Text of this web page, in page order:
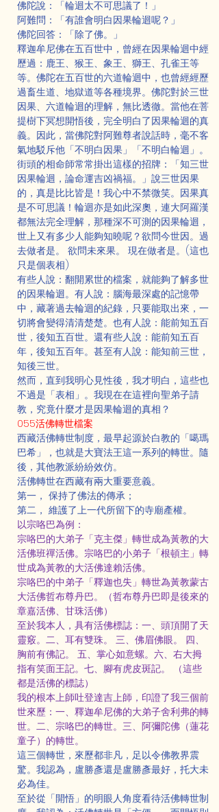
佛陀說：「輪迴太不可思議了！」
阿難問：「有誰會明白因果輪迴呢？」
佛陀回答：「除了佛。」
釋迦牟尼佛在五百世中，曾經在因果輪迴中經
歷過：鹿王、猴王、象王、獅王、孔雀王等
等。佛陀在五百世的六道輪迴中，也曾經經歷
過畜生道、地獄道等各種境界。佛陀對於三世
因果、六道輪迴的理解，無比透徹。當他在菩
提樹下冥想開悟後，完全明白了因果輪迴的真
義。因此，當佛陀對阿難尊者說話時，毫不客
氣地駁斥他「不明白因果」「不明白輪迴」。
街頭的相命師常常掛出這樣的招牌：「知三世
因果輪迴，論命運吉凶禍福。」說三世因果
的，真是比比皆是！我心中不禁微笑。因果真
是不可思議！輪迴亦是如此深奧，連大阿羅漢
都無法完全理解，那種深不可測的因果輪迴，
世上又有多少人能夠知曉呢？欲問今世因。過
去做者是。 欲問未來果。 現在做者是。(這也
只是個表相)
有些人說：翻開累世的檔案，就能夠了解多世
的因果輪迴。有人說：腦海最深處的記憶帶
中，藏著過去輪迴的紀錄，只要能取出來，一
切將會變得清清楚楚。也有人說：能前知五百
世，後知五百世。還有些人說：能前知五百
年，後知五百年。甚至有人說：能知前三世，
知後三世。
然而，直到我明心見性後，我才明白，這些也
不過是「表相」。我現在在這裡向聖弟子請
教，究竟什麼才是因果輪迴的真相？
055活佛轉世檔案
西藏活佛轉世制度，最早起源於白教的「噶瑪
巴希」，也就是大寶法王這一系列的轉世。隨
後，其他教派紛紛效仿。
活佛轉世在西藏有兩大重要意義。
第一， 保持了佛法的傳承；
第二， 維護了上一代所留下的寺廟產權。
以宗咯巴為例：
宗咯巴的大弟子「克主傑」轉世成為黃教的大
活佛班禪活佛。宗咯巴的小弟子「根頓主」轉
世成為黃教的大活佛達賴活佛。
宗咯巴的中弟子「釋迦也失」轉世為黃教蒙古
大活佛哲布尊丹巴。（哲布尊丹巴即是後來的
章嘉活佛、甘珠活佛）
至於我本人，具有活佛標誌：一、頭頂開了天
靈竅。二、耳有雙珠。 三、佛眉佛眼。 四、
胸前有佛記。 五、掌心如意螺。六、右大拇
指有笑面王記。七、腳有虎皮斑記。 （這些
都是活佛的標誌）
我的根本上師吐登達吉上師，印證了我三個前
世來歷：一、釋迦牟尼佛的大弟子舍利弗的轉
世。二、宗咯巴的轉世。三、阿彌陀佛（蓮花
童子）的轉世。
這三個轉世，來歷都非凡，足以令佛教界震
驚。我認為，盧勝彥還是盧勝彥最好，托大未
必為佳。
至於從「開悟」的明眼人角度看待活佛轉世制